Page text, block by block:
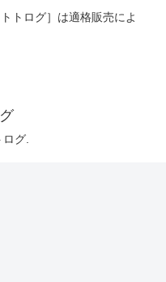
トログ］は適格販売によ
グ.